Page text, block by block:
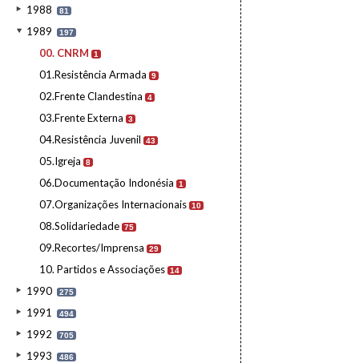
1988 81
1989 197
00. CNRM 1
01.Resistência Armada 9
02.Frente Clandestina 4
03.Frente Externa 3
04.Resistência Juvenil 43
05.Igreja 8
06.Documentação Indonésia 1
07.Organizações Internacionais 10
08.Solidariedade 75
09.Recortes/Imprensa 29
10. Partidos e Associações 14
1990 275
1991 494
1992 705
1993 486